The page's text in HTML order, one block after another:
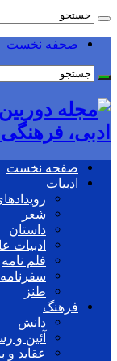
صحفه نخست
ادبی،
صفحه نخست
ادبیات
شعر
داستان
ادبیات
فلم نامه
سفرنامه
طنز
فرهنگ
دانش
آئین و
عقاید و